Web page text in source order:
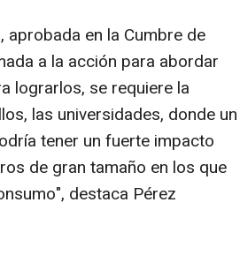
aprobada en la Cumbre de
a la acción para abordar
lograrlos, se requiere la
las universidades, donde un
tener un fuerte impacto
de gran tamaño en los que
destaca Pérez